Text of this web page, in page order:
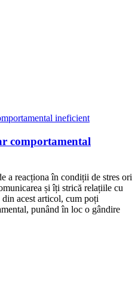
comportamental
a reacționa în condiții de stres ori
și îți strică relațiile cu
acest articol, cum poți
punând în loc o gândire